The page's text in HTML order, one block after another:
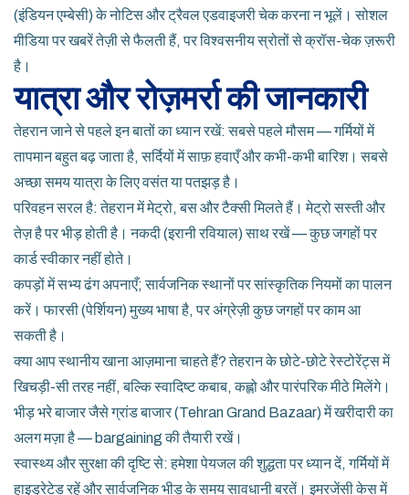
(इंडियन एम्बेसी) के नोटिस और ट्रैवल एडवाइजरी चेक करना न भूलें। सोशल
मीडिया पर खबरें तेज़ी से फैलती हैं, पर विश्वसनीय स्रोतों से क्रॉस-चेक ज़रूरी
है।
यात्रा और रोज़मर्रा की जानकारी
तेहरान जाने से पहले इन बातों का ध्यान रखें: सबसे पहले मौसम — गर्मियों में
तापमान बहुत बढ़ जाता है, सर्दियों में साफ़ हवाएँ और कभी-कभी बारिश। सबसे
अच्छा समय यात्रा के लिए वसंत या पतझड़ है।
परिवहन सरल है: तेहरान में मेट्रो, बस और टैक्सी मिलते हैं। मेट्रो सस्ती और
तेज़ है पर भीड़ होती है। नकदी (इरानी रवियाल) साथ रखें — कुछ जगहों पर
कार्ड स्वीकार नहीं होते।
कपड़ों में सभ्य ढंग अपनाएँ; सार्वजनिक स्थानों पर सांस्कृतिक नियमों का पालन
करें। फारसी (पेर्शियन) मुख्य भाषा है, पर अंग्रेज़ी कुछ जगहों पर काम आ
सकती है।
क्या आप स्थानीय खाना आज़माना चाहते हैं? तेहरान के छोटे-छोटे रेस्टोरेंट्स में
खिचड़ी-सी तरह नहीं, बल्कि स्वादिष्ट कबाब, कह्लो और पारंपरिक मीठे मिलेंगे।
भीड़ भरे बाजार जैसे ग्रांड बाजार (Tehran Grand Bazaar) में खरीदारी का
अलग मज़ा है — bargaining की तैयारी रखें।
स्वास्थ्य और सुरक्षा की दृष्टि से: हमेशा पेयजल की शुद्धता पर ध्यान दें, गर्मियों में
हाइड्रेटेड रहें और सार्वजनिक भीड़ के समय सावधानी बरतें। इमरजेंसी केस में